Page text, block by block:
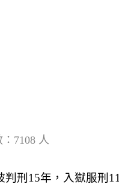
7108 人
刑15年，入獄服刑11